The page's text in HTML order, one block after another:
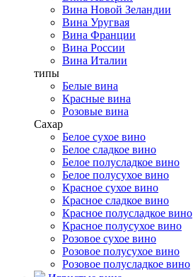
Вина Новой Зеландии
Вина Уругвая
Вина Франции
Вина России
Вина Италии
типы
Белые вина
Красные вина
Розовые вина
Сахар
Белое сухое вино
Белое сладкое вино
Белое полусладкое вино
Белое полусухое вино
Красное сухое вино
Красное сладкое вино
Красное полусладкое вино
Красное полусухое вино
Розовое сухое вино
Розовое полусухое вино
Розовое полусладкое вино